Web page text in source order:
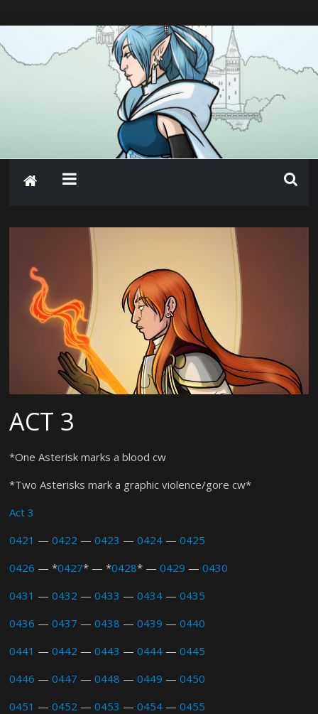
ACT 3
*One Asterisk marks a blood cw
*Two Asterisks mark a graphic violence/gore cw*
Act 3
0421 —0422 —0423 —0424 —0425
0426 — *0427* — *0428* —0429 —0430
0431 —0432 —0433 —0434 —0435
0436 —0437 —0438 —0439 —0440
0441 —0442 —0443 —0444 —0445
0446 —0447 —0448 —0449 —0450
0451 —0452 —0453 —0454 —0455